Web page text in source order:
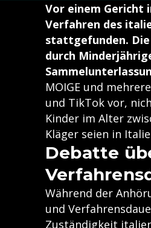
Vor einem Gericht
Verfahren des
stattgefunden.
durch
MOIGE und
und TikTok vor,
Kinder im Alter
Kläger seien in
Debatte
Während der
und
Zuständigkeit